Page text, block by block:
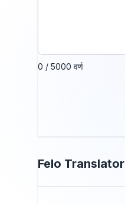
0 / 5000 वर्ण
Felo Translator